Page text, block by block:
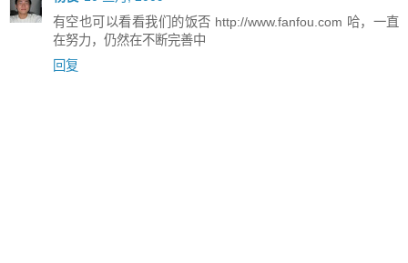
有空也可以看看我们的饭否 http://www.fanfou.com 哈，一直
在努力，仍然在不断完善中
回复